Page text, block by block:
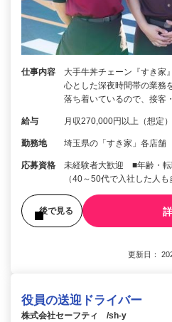
仕事内容
大手牛丼チェーン『すき家
心とした深夜時間帯の業務
落ち着いているので、接客
給与 月収270,000円以上（想定）
勤務地 埼玉県の「すき家」各店舗
応募資格
未経験者大歓迎 ■年齢・転
（40～50代で入社した人
後で見る
更新日：
役員の送迎ドライバー
株式会社セーフティ /sh-y